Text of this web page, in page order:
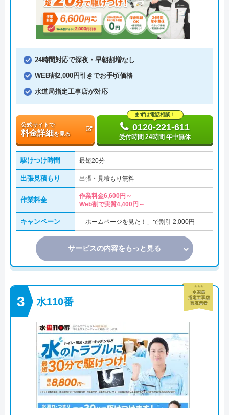
24時間対応で深夜・早朝割増なし
WEB割2,000円引きでお手頃価格
水道局指定工事店が対応
公式サイトで
料金詳細を見る
まずは電話相談！
0120-221-611
受付時間 24時間 年中無休
駆けつけ時間 最短20分
出張見積もり 出張・見積もり無料
作業料金
作業料金6,600円～
Web割で実質4,400円～
キャンペーン 「ホームページを見た！」で割引 2,000円
サービスの内容をもっと見る
水110番